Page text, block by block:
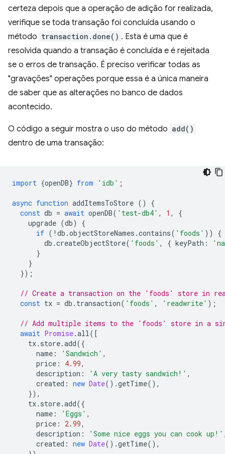
certeza depois que a operação de adição for realizada,
verifique se toda transação foi concluída usando o
método transaction.done() . Esta é uma que é
resolvida quando a transação é concluída e é rejeitada
se o erros de transação. É preciso verificar todas as
"gravações" operações porque essa é a única maneira
de saber que as alterações no banco de dados
acontecido.
O código a seguir mostra o uso do método add()
dentro de uma transação:
import {openDB} from 'idb' ;
async function addItemsToStore ()
{
const db = await openDB( 'test-db4' , 1 ,
{
upgrade (db)
{
if ( ! db .objectStoreNames .contains( 'foods' ))
{
db .createObjectStore( 'foods' , { keyPath :
}
}
});
// Create a transaction on the 'foods' store in
const tx = db . transaction( 'foods' , 'readwrite' );
// Add multiple items to the 'foods' store in a
await Promise.all([
tx. store.add({
name : 'Sandwich' ,
price : 4.99,
description : 'A very tasty sandwich!' ,
created : new Date().getTime(),
}),
tx. store.add({
name : 'Eggs' ,
price : 2.99,
description : 'Some nice eggs you can cook up!'
created : new Date().getTime(),